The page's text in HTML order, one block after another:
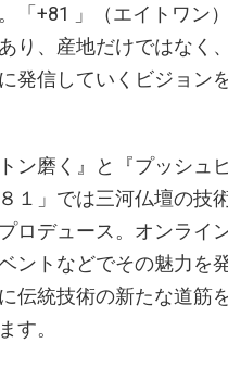
「+81 」（エイトワン
り、産地だけではなく
発信していくビジョン
ン磨く』と『プッシュ
１」では三河仏壇の技
ロデュース。オンライ
ントなどでその魅力を
伝統技術の新たな道筋
す。